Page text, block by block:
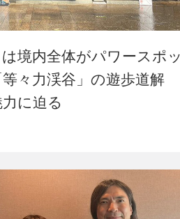
は境内全体がパワースポ
々力渓谷」の遊歩道解
に迫る